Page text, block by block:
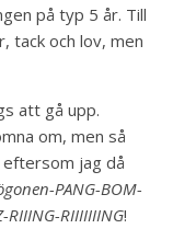
på typ 5 år. Till
tack och lov, men
att gå upp.
om, men så
eftersom jag då
PANG-BOM-
RIIING-RIIIIIIING!